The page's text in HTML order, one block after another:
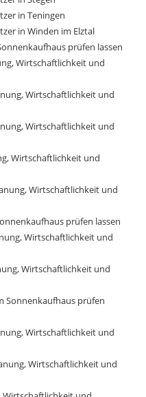
in Teningen
in Winden im Elztal
prüfen lassen
Wirtschaftlichkeit und
Wirtschaftlichkeit und
Wirtschaftlichkeit und
Wirtschaftlichkeit und
Wirtschaftlichkeit und
prüfen lassen
Wirtschaftlichkeit und
Wirtschaftlichkeit und
Sonnenkaufhaus prüfen
Wirtschaftlichkeit und
Wirtschaftlichkeit und